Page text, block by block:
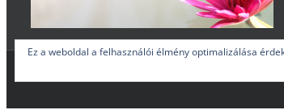
Ez a weboldal a felhasználói élmény optimalizálása